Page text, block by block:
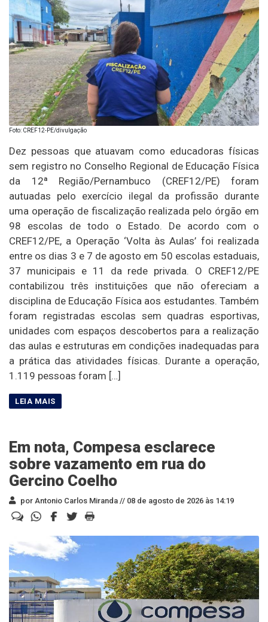
Foto: CREF12-PE/divulgação
Dez pessoas que atuavam como educadoras físicas
sem registro no Conselho Regional de Educação Física
da 12ª Região/Pernambuco (CREF12/PE) foram
autuadas pelo exercício ilegal da profissão durante
uma operação de fiscalização realizada pelo órgão em
98 escolas de todo o Estado. De acordo com o
CREF12/PE, a Operação ‘Volta às Aulas’ foi realizada
entre os dias 3 e 7 de agosto em 50 escolas estaduais,
37 municipais e 11 da rede privada. O CREF12/PE
contabilizou três instituições que não ofereciam a
disciplina de Educação Física aos estudantes. Também
foram registradas escolas sem quadras esportivas,
unidades com espaços descobertos para a realização
das aulas e estruturas em condições inadequadas para
a prática das atividades físicas. Durante a operação,
1.119 pessoas foram […]
Em nota, Compesa esclarece
sobre vazamento em rua do
Gercino Coelho
por Antonio Carlos Miranda // 08 de agosto de 2026 às 14:19